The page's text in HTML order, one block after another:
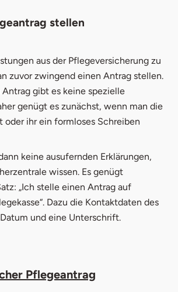
stellen
aus der Pflegeversicherung zu
zuvor zwingend einen Antrag stellen.
gibt es keine spezielle
genügt es zunächst, wenn man die
oder ihr ein formloses Schreiben
keine ausufernden Erklärungen,
wissen. Es genügt
„Ich stelle einen Antrag auf
Dazu die Kontaktdaten des
und eine Unterschrift.
Pflegeantrag